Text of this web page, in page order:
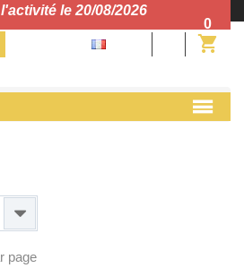
le 20/08/2026
0
page